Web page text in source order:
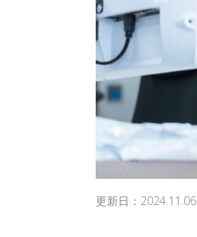
更新日： 2024.11.06